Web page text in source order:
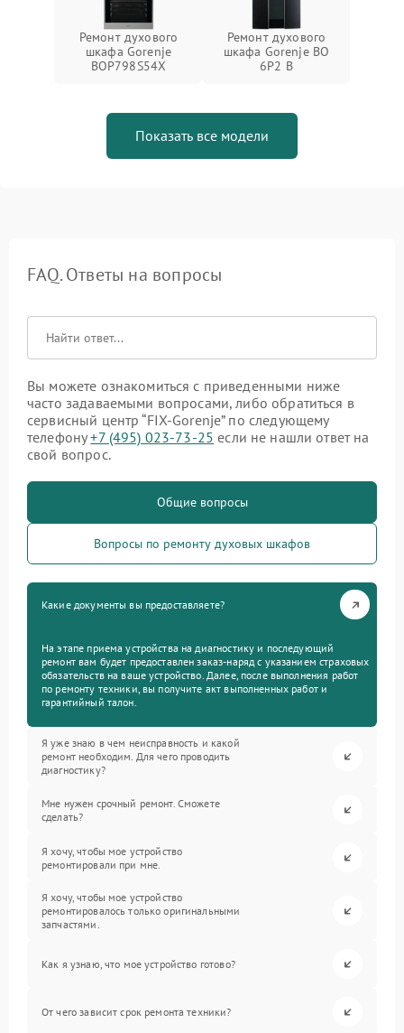
Ремонт духового
шкафа Gorenje
BOP798S54X
Ремонт духового
шкафа Gorenje BO
6P2 B
Показать все модели
FAQ. Ответы на вопросы
Вы можете ознакомиться с приведенными ниже
часто задаваемыми вопросами, либо обратиться в
сервисный центр “FIX-Gorenje” по следующему
телефону+7 (495) 023-73-25 если не нашли ответ на
свой вопрос.
Общие вопросы
Вопросы по ремонту духовых шкафов
Какие документы вы предоставляете?
На этапе приема устройства на диагностику и последующий
ремонт вам будет предоставлен заказ-наряд с указанием страховых
обязательств на ваше устройство. Далее, после выполнения работ
по ремонту техники, вы получите акт выполненных работ и
гарантийный талон.
Я уже знаю в чем неисправность и какой
ремонт необходим. Для чего проводить
диагностику?
Мне нужен срочный ремонт. Сможете
сделать?
Я хочу, чтобы мое устройство
ремонтировали при мне.
Я хочу, чтобы мое устройство
ремонтировалось только оригинальными
запчастями.
Как я узнаю, что мое устройство готово?
От чего зависит срок ремонта техники?